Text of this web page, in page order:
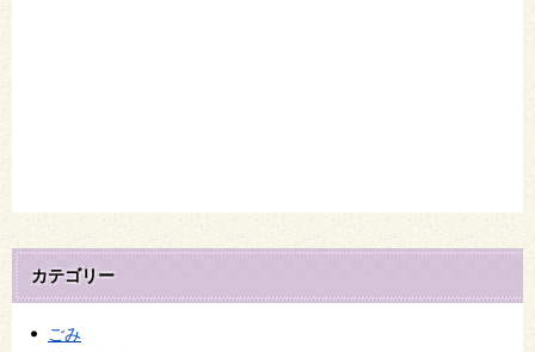
カテゴリー
ごみ